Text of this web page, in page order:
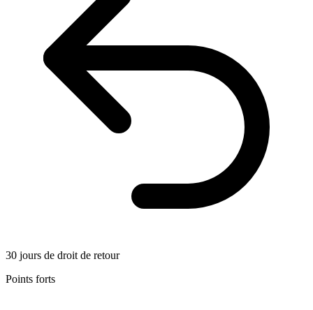
30 jours de droit de retour
Points forts